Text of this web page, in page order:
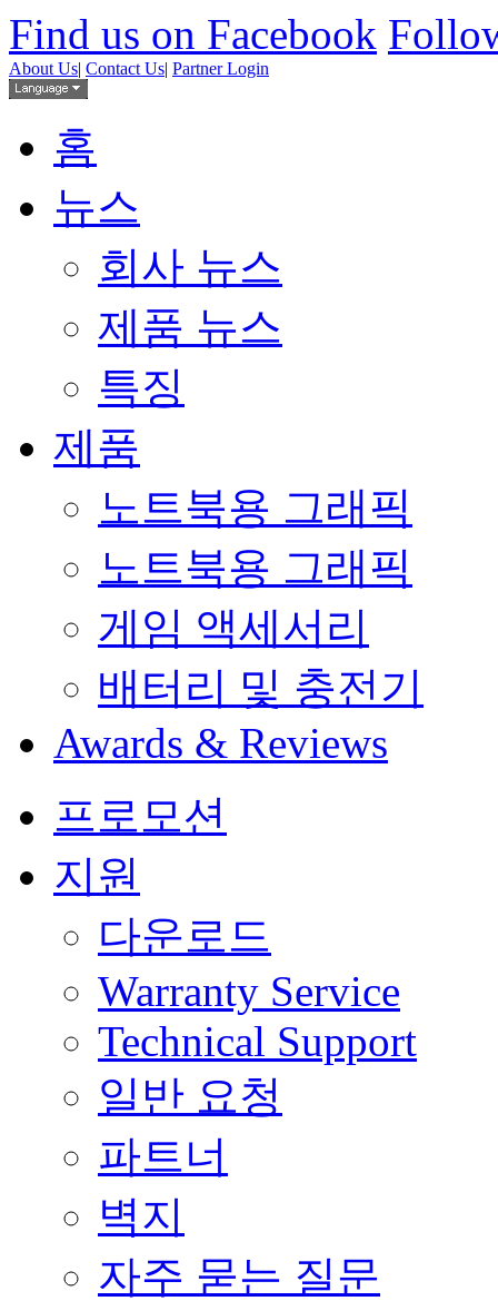
Find us on Facebook
About Us| Contact Us| Partner Login
홈
뉴스
회사 뉴스
제품 뉴스
특징
제품
노트북용 그래픽
노트북용 그래픽
게임 액세서리
배터리 및 충전기
Awards & Reviews
프로모션
지원
다운로드
Warranty Service
Technical Support
일반 요청
파트너
벽지
자주 묻는 질문